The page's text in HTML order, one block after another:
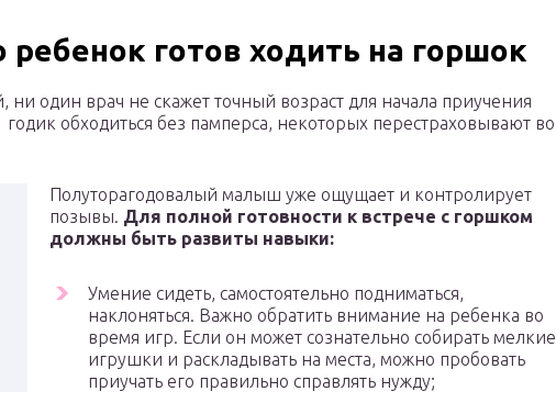
ребенок готов ходить на горшок
один врач не скажет точный возраст для начала приучения
годик обходиться без памперса, некоторых перестраховывают во
Полуторагодовалый малыш уже ощущает и контролирует
позывы. Для полной готовности к встрече с горшком
должны быть развиты навыки:
Умение сидеть, самостоятельно подниматься,
наклоняться. Важно обратить внимание на ребенка во
время игр. Если он может сознательно собирать мелкие
игрушки и раскладывать на места, можно пробовать
приучать его правильно справлять нужду;